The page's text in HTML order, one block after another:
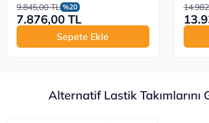
9.845,00 TL %20
7.876,00 TL
Sepete Ekle
Alternatif Lastik Takımlarını